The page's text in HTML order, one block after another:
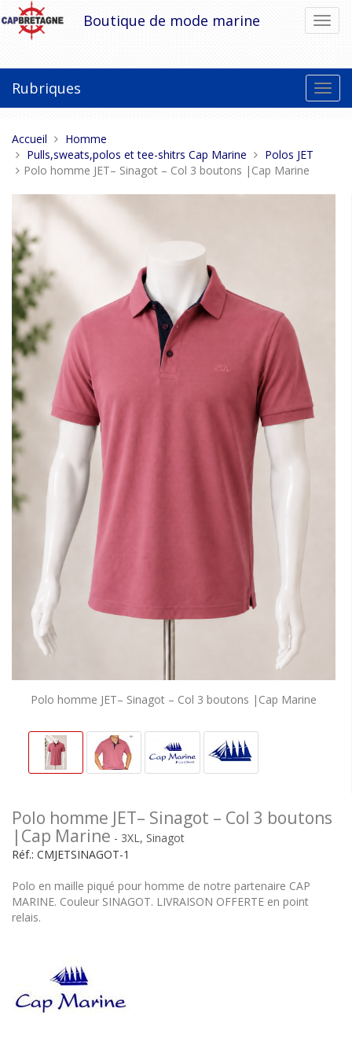
Aller
au
contenu
la
Boutique de mode marine
la
Rubriques
Vous
êtes
ici :
Accueil
Homme
Pulls,sweats,polos et tee-shitrs Cap Marine
Polos JET
Polo homme JET– Sinagot – Col 3 boutons |Cap Marine
Polo homme JET– Sinagot – Col 3 boutons |Cap Marine
Polo homme JET– Sinagot – Col 3 boutons
|Cap Marine - 3XL, Sinagot
Réf.: CMJETSINAGOT-1
Polo en maille piqué pour homme de notre partenaire CAP
MARINE. Couleur SINAGOT. LIVRAISON OFFERTE en point
relais.